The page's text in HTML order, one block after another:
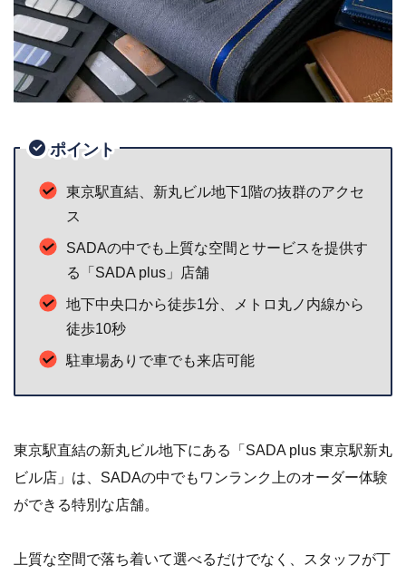
ポイント
東京駅直結、新丸ビル地下1階の抜群のアクセ
ス
SADAの中でも上質な空間とサービスを提供す
る「SADA plus」店舗
地下中央口から徒歩1分、メトロ丸ノ内線から
徒歩10秒
駐車場ありで車でも来店可能
東京駅直結の新丸ビル地下にある「SADA plus 東京駅新丸
ビル店」は、SADAの中でもワンランク上のオーダー体験
ができる特別な店舗。
上質な空間で落ち着いて選べるだけでなく、スタッフが丁